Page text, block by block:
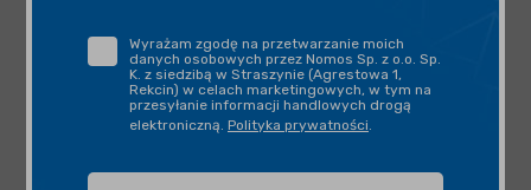
Wyrażam zgodę na przetwarzanie moich
danych osobowych przez Nomos Sp. z o.o. Sp.
K. z siedzibą w Straszynie (Agrestowa 1,
Rekcin) w celach marketingowych, w tym na
przesyłanie informacji handlowych drogą
elektroniczną. Polityka prywatności.